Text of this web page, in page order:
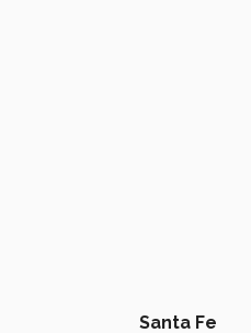
Santa Fe